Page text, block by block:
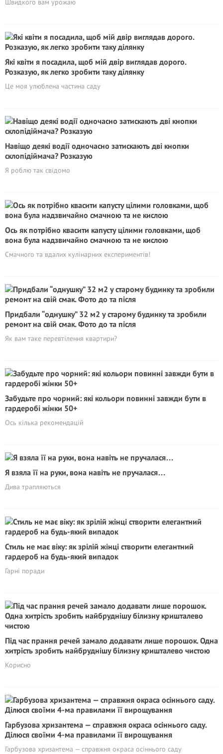
Швидкого вам урожаю
Які квіти я посадила, щоб мій двір виглядав дорого.
Розказую, як легко зробити таку ділянку
Це моя улюблена частина саду
Навіщо деякі водії одночасно затискають дві кнопки
склопідіймача? Розказую
Я роблю так свідомо
Ось як потрібно квасити капусту цілими головками, щоб
вона була надзвичайно смачною та не кислою
Смачного та вдалих кулінарних експериментів!
Придбали “однушку” 32 м2 у старому будинку та зробили
ремонт на свій смак. Фото до та після
Як вам таке перевтілення квартири?
Забудьте про чорний: які кольори повинні завжди бути в
гардеробі жінки 50+
Ось кілька рекомендацій
Я взяла її на руки, вона навіть не пручалася…
Дива трапляються
Стиль не має віку: як зрілій жінці створити елегантний
гардероб на будь-який випадок
Гарні поради
Під час прання речей замало додавати лише порошок. Одна
хитрість зробить найбруднішу білизну кришталево чистою
Корисно
Гарбузова хризантема — справжня окраса осіннього саду.
Ділюся своїми 4-ма правилами її вирощування
Гарбузова хризантема — справжня окраса осіннього саду